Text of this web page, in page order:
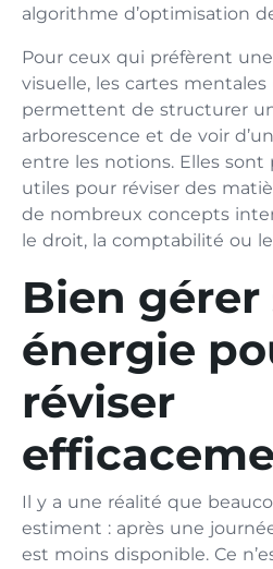
algorithme d’optimisation
Pour ceux qui préfèrent
visuelle, les cartes
permettent de structurer
arborescence et de voir
entre les notions. Elles
utiles pour réviser des
de nombreux concepts
le droit, la comptabilité ou
Bien gérer
énergie
réviser
Il y a une réalité que
estiment : après une
est moins disponible. Ce